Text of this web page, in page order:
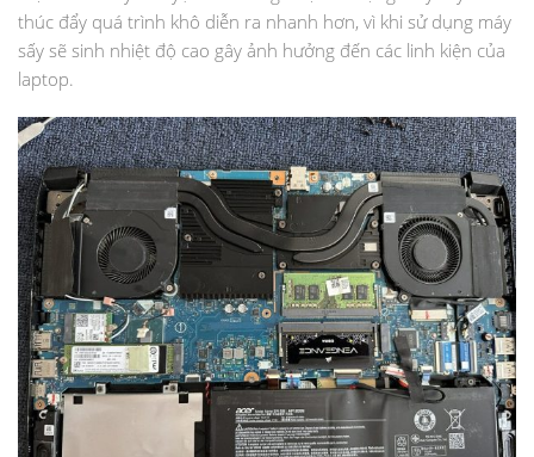
thúc đẩy quá trình khô diễn ra nhanh hơn, vì khi sử dụng máy
sấy sẽ sinh nhiệt độ cao gây ảnh hưởng đến các linh kiện của
laptop.